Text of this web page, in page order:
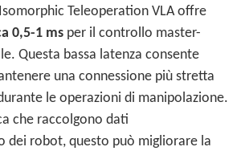
Teleoperation VLA offre
0,5-1 ms per il controllo master-
Questa bassa latenza consente
una connessione più stretta
le operazioni di manipolazione.
che raccolgono dati
dei robot, questo può migliorare la